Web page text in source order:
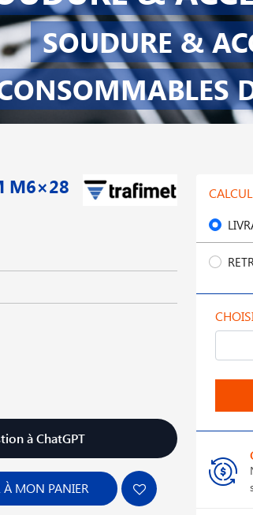
SOUDURE &
M6×28
à ChatGPT
MON PANIER